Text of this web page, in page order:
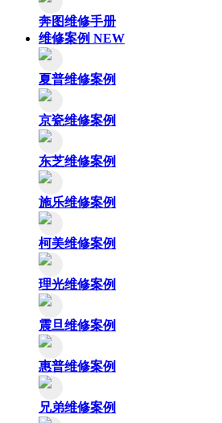
奔图维修手册
维修案例 NEW
夏普维修案例
京瓷维修案例
东芝维修案例
施乐维修案例
柯美维修案例
理光维修案例
震旦维修案例
惠普维修案例
兄弟维修案例